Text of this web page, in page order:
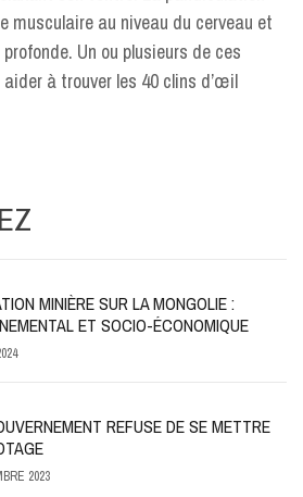
musculaire au niveau du cerveau et
Un ou plusieurs de ces
à trouver les 40 clins d’œil
MINIÈRE SUR LA MONGOLIE :
ET SOCIO-ÉCONOMIQUE
REFUSE DE SE METTRE
2023